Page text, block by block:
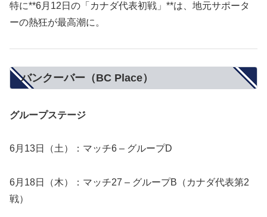
特に**6月12日の「カナダ代表初戦」**は、地元サポータ
ーの熱狂が最高潮に。
バンクーバー（BC Place）
グループステージ
6月13日（土）：マッチ6 – グループD
6月18日（木）：マッチ27 – グループB（カナダ代表第2
戦）